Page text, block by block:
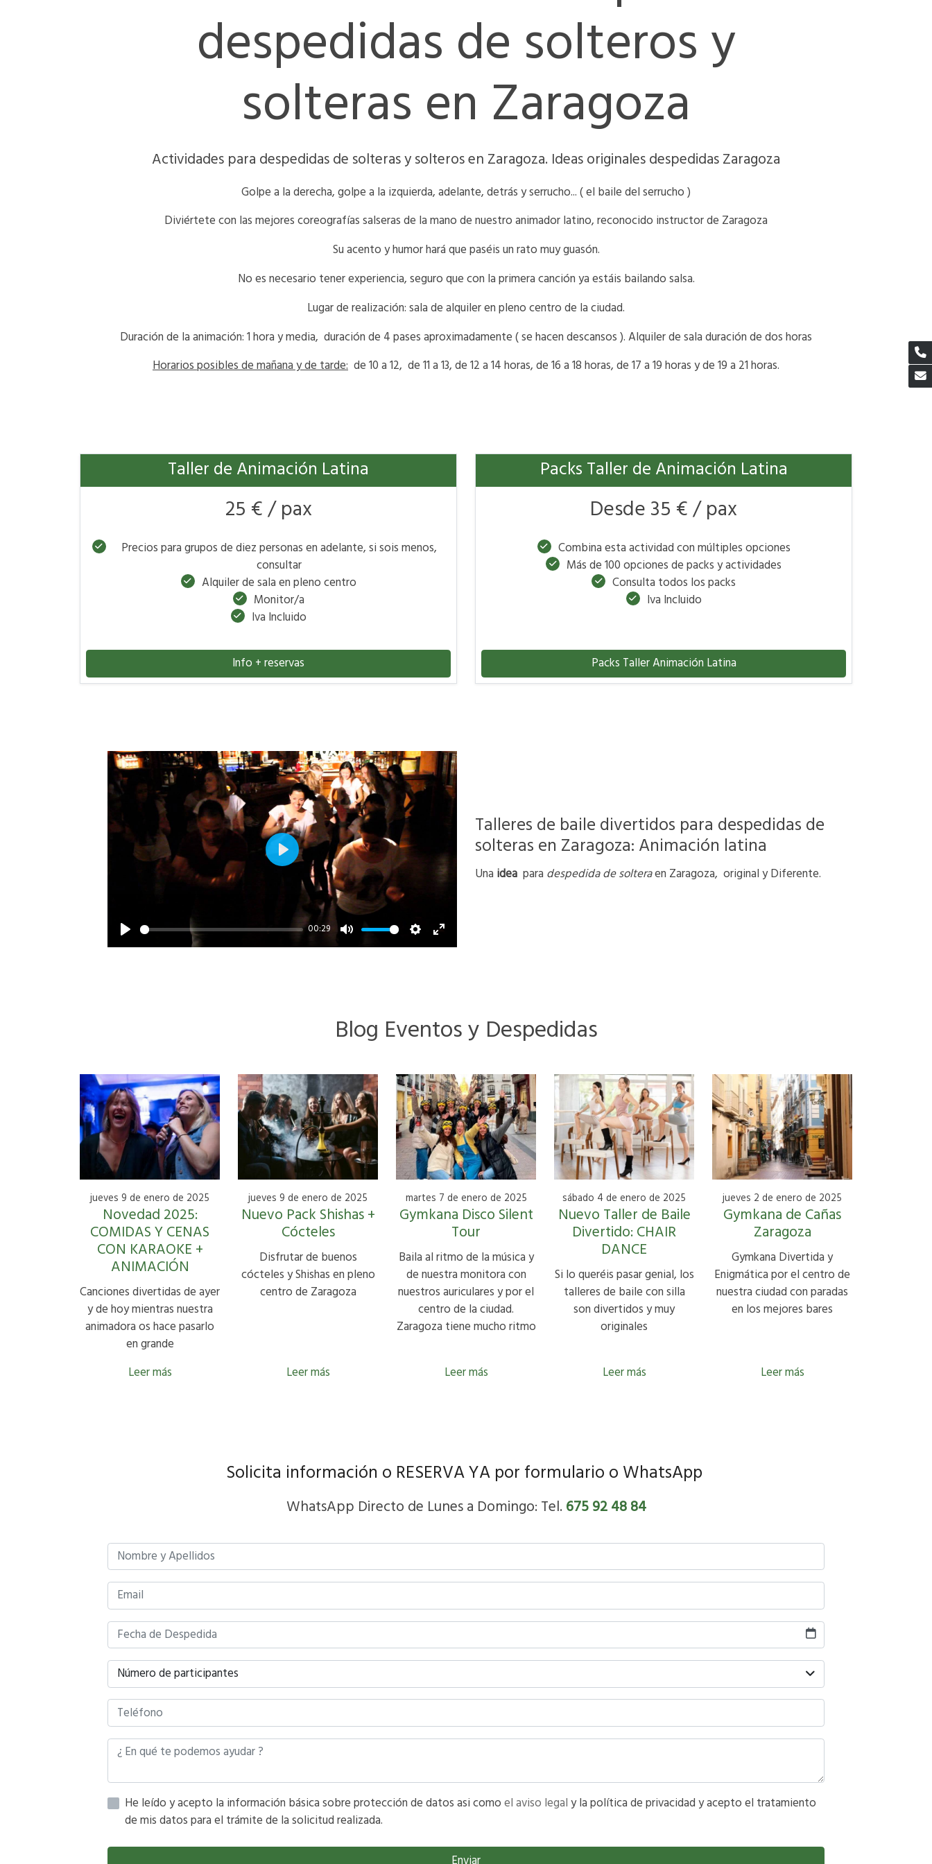
despedidas de solteros y
solteras en Zaragoza
Actividades para despedidas de solteras y solteros en Zaragoza. Ideas originales despedidas Zaragoza
Golpe a la derecha, golpe a la izquierda, adelante, detrás y serrucho... ( el baile del serrucho )
Diviértete con las mejores coreografías salseras de la mano de nuestro animador latino, reconocido instructor de Zaragoza
Su acento y humor hará que paséis un rato muy guasón.
No es necesario tener experiencia, seguro que con la primera canción ya estáis bailando salsa.
Lugar de realización: sala de alquiler en pleno centro de la ciudad.
Duración de la animación: 1 hora y media, duración de 4 pases aproximadamente ( se hacen descansos ). Alquiler de sala duración de dos horas
Horarios posibles de mañana y de tarde: de 10 a 12, de 11 a 13, de 12 a 14 horas, de 16 a 18 horas, de 17 a 19 horas y de 19 a 21 horas.
Taller de Animación Latina
25 € / pax
Precios para grupos de diez personas en adelante, si sois menos,
consultar
Alquiler de sala en pleno centro
Monitor/a
Iva Incluido
Info + reservas
Packs Taller de Animación Latina
Desde 35 € / pax
Combina esta actividad con múltiples opciones
Más de 100 opciones de packs y actividades
Consulta todos los packs
Iva Incluido
Packs Taller Animación Latina
Play
00:29
Mute Settings
Enter
Play
Talleres de baile divertidos para despedidas de
solteras en Zaragoza: Animación latina
Una ideapara despedida de solteraen Zaragoza, original y Diferente.
Blog Eventos y Despedidas
jueves 9 de enero de 2025
Novedad 2025:
COMIDAS Y CENAS
CON KARAOKE +
ANIMACIÓN
Canciones divertidas de ayer
y de hoy mientras nuestra
animadora os hace pasarlo
en grande
Leer más
jueves 9 de enero de 2025
Nuevo Pack Shishas +
Cócteles
Disfrutar de buenos
cócteles y Shishas en pleno
centro de Zaragoza
Leer más
martes 7 de enero de 2025
Gymkana Disco Silent
Tour
Baila al ritmo de la música y
de nuestra monitora con
nuestros auriculares y por el
centro de la ciudad.
Zaragoza tiene mucho ritmo
Leer más
sábado 4 de enero de 2025
Nuevo Taller de Baile
Divertido: CHAIR
DANCE
Si lo queréis pasar genial, los
talleres de baile con silla
son divertidos y muy
originales
Leer más
jueves 2 de enero de 2025
Gymkana de Cañas
Zaragoza
Gymkana Divertida y
Enigmática por el centro de
nuestra ciudad con paradas
en los mejores bares
Leer más
Solicita información o RESERVA YA por formulario o WhatsApp
WhatsApp Directo de Lunes a Domingo: Tel. 675 92 48 84
Número de participantes
He leído y acepto la información básica sobre protección de datos asi comoel aviso legaly la política de privacidad y acepto el tratamiento
de mis datos para el trámite de la solicitud realizada.